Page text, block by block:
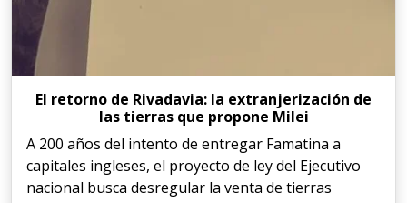
El retorno de Rivadavia: la extranjerización de
las tierras que propone Milei
A 200 años del intento de entregar Famatina a
capitales ingleses, el proyecto de ley del Ejecutivo
nacional busca desregular la venta de tierras